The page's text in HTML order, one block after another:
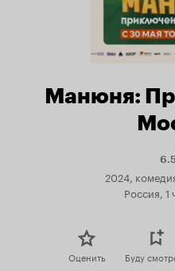
Манюня:
2024,
Россия, 1
Оценить Буду